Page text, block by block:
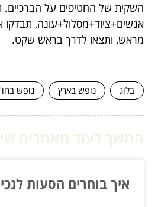
השקית של החטיפים על הברכיים.
אנשים+ציוד+מסלול+עונה,
מראש, ותצאו לדרך בראש שקט.
בלוג נופש בארץ נופש
המשך לעוד מאמרים
איך בוחרים הסעות